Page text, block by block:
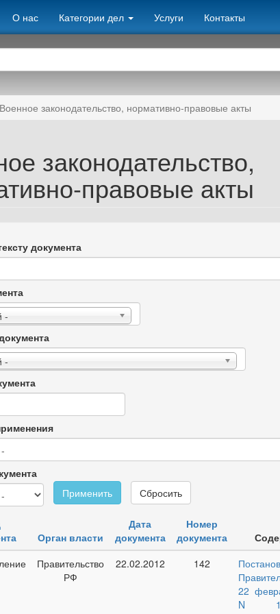
О нас Категории дел Услуги Контакты
Военное законодательство, нормативно-правовые акты
законодательство,
правовые акты
документа
-
-
Применить
Сбросить
Орган власти
Дата
документа
Номер
документа
Правительство
РФ
22.02.2012 142
22
N